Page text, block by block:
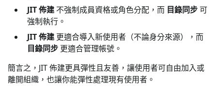
JIT 佈建 不強制成員資格或角色分配，而 目錄同步可
強制執行。
JIT 佈建 更適合導入新使用者（不論身分來源），而
目錄同步 更適合管理帳號。
簡言之，JIT 佈建更具彈性且友善，讓使用者可自由加入或
離開組織，也讓你能彈性處理現有使用者。